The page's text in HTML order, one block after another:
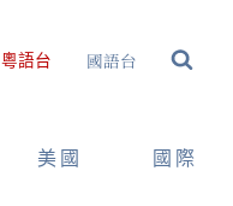
粵語台 國語台
美國 國際